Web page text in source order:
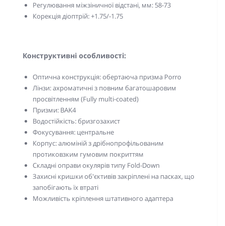
Регулювання міжзіничної відстані, мм: 58-73
Корекція діоптрій: +1.75/-1.75
Конструктивні особливості:
Оптична конструкція: обертаюча призма Porro
Лінзи: ахроматичні з повним багатошаровим
просвітленням (Fully multi-coated)
Призми: BAK4
Водостійкість: бризгозахист
Фокусування: центральне
Корпус: алюміній з дрібнопрофільованим
протиковзким гумовим покриттям
Складні оправи окулярів типу Fold-Down
Захисні кришки об'єктивів закріплені на пасках, що
запобігають їх втраті
Можливість кріплення штативного адаптера